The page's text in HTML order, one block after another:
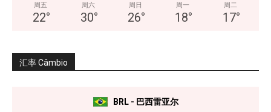
周五
22°
周六
30°
周日
26°
周一
18°
周二
17°
汇率 Câmbio
BRL - 巴西雷亚尔